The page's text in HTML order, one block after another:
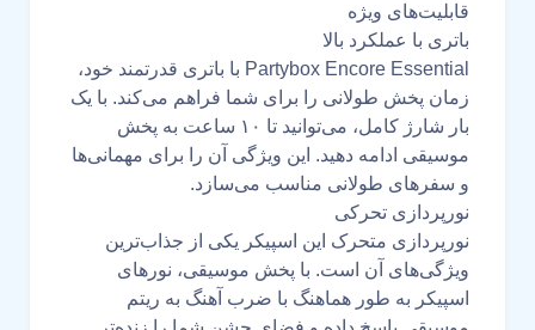
قابلیت‌های ویژه
باتری با عملکرد بالا
Partybox Encore Essential با باتری قدرتمند خود،
زمان پخش طولانی را برای شما فراهم می‌کند. با یک
بار شارژ کامل، می‌توانید تا ۱۰ ساعت به پخش
موسیقی ادامه دهید. این ویژگی آن را برای مهمانی‌ها
و سفرهای طولانی مناسب می‌سازد.
نورپردازی تحرکی
نورپردازی متحرک این اسپیکر یکی از جذاب‌ترین
ویژگی‌های آن است. با پخش موسیقی، نورهای
اسپیکر به طور هماهنگ با ضرب آهنگ به ریتم